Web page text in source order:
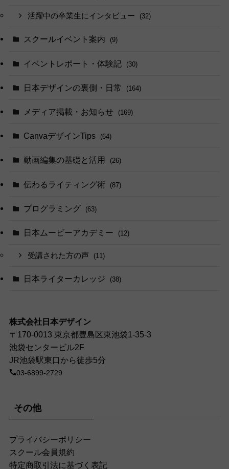
活躍中の卒業生にインタビュー (32)
スクールイベント案内 (9)
イベントレポート・体験記 (30)
日本デザインの裏側・日常 (164)
メディア掲載・お知らせ (169)
CanvaデザインTips (64)
動画編集の基礎と活用 (26)
伝わるライティング術 (87)
プログラミング (63)
日本ムービーアカデミー (12)
受講された方の声 (11)
日本ライターカレッジ (38)
株式会社日本デザイン
〒170-0013 東京都豊島区東池袋1-35-3
池袋センタービル2F
JR池袋駅東口から徒歩5分
03-6899-2729
その他
プライバシーポリシー
スクール会員規約
特定商取引法に基づく表記